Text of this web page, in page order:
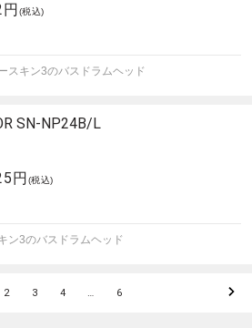
(税込)
スキン3のバスドラムヘッド
SN-NP24B/L
円 (税込)
ン3のバスドラムヘッド
2 3 4 … 6